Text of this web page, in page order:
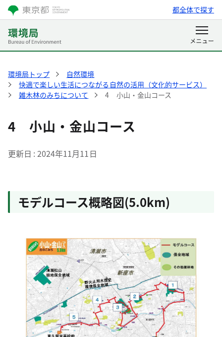
都全体で探す
環境局トップ
自然環境
快適で楽しい生活につながる自然の活用（文化的サービス）
雑木林のみちについて
4 小山・金山コース
4 小山・金山コース
更新日 2024年11月11日
モデルコース概略図(5.0km)